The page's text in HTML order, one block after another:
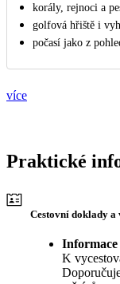
korály, rejnoci a
golfová hřiště i
počasí jako z
více
Praktické
Cestovní doklady
K